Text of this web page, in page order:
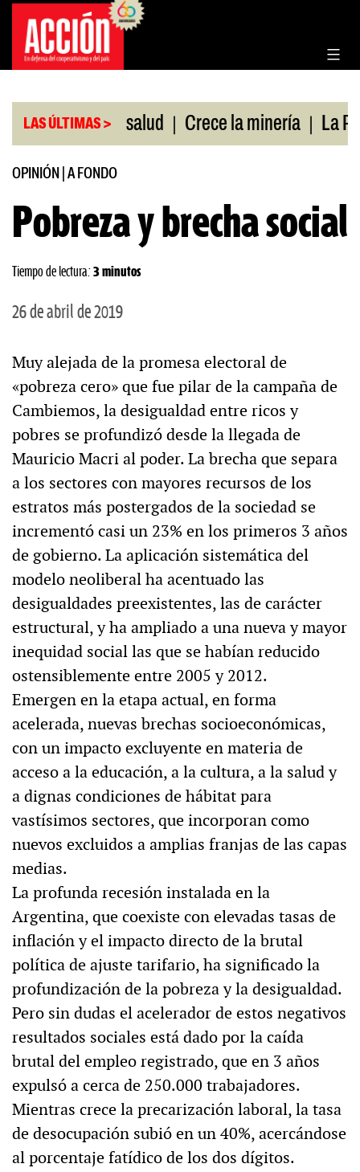
Saltar
contenido
LAS ÚLTIMAS >
de salud | Crece la minería | La Pampa.
OPINIÓN A FONDO
Pobreza y brecha social
Tiempo de lectura: 3 minutos
26 de abril de 2019
Muy alejada de la promesa electoral de
«pobreza cero» que fue pilar de la campaña de
Cambiemos, la desigualdad entre ricos y
pobres se profundizó desde la llegada de
Mauricio Macri al poder. La brecha que separa
a los sectores con mayores recursos de los
estratos más postergados de la sociedad se
incrementó casi un 23% en los primeros 3 años
de gobierno. La aplicación sistemática del
modelo neoliberal ha acentuado las
desigualdades preexistentes, las de carácter
estructural, y ha ampliado a una nueva y mayor
inequidad social las que se habían reducido
ostensiblemente entre 2005 y 2012.
Emergen en la etapa actual, en forma
acelerada, nuevas brechas socioeconómicas,
con un impacto excluyente en materia de
acceso a la educación, a la cultura, a la salud y
a dignas condiciones de hábitat para
vastísimos sectores, que incorporan como
nuevos excluidos a amplias franjas de las capas
medias.
La profunda recesión instalada en la
Argentina, que coexiste con elevadas tasas de
inflación y el impacto directo de la brutal
política de ajuste tarifario, ha significado la
profundización de la pobreza y la desigualdad.
Pero sin dudas el acelerador de estos negativos
resultados sociales está dado por la caída
brutal del empleo registrado, que en 3 años
expulsó a cerca de 250.000 trabajadores.
Mientras crece la precarización laboral, la tasa
de desocupación subió en un 40%, acercándose
al porcentaje fatídico de los dos dígitos.